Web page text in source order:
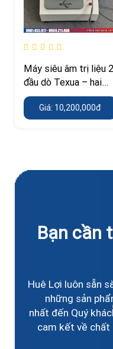
Máy siêu âm trị liệu 2
đầu dò Texua – hai
kênh điều trị độc lập
Giá: 10,200,000đ
Bạn cần
Huê Lợi luôn sẵn
những sản
nhất đến Quý
cam kết về chất